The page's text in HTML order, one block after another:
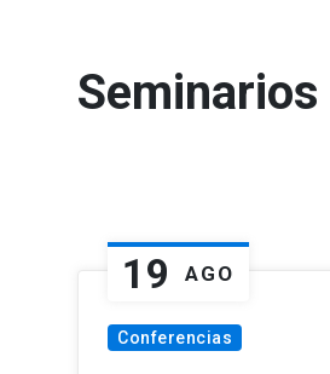
Seminarios
19 AGO
Conferencias